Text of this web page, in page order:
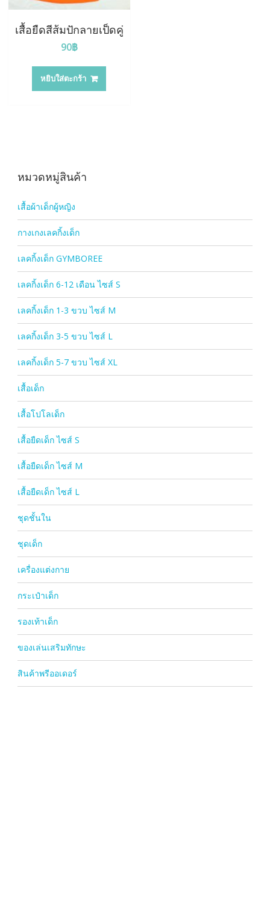
เสื้อยืดสีส้มปักลายเป็ดคู่
90฿
หยิบใส่ตะกร้า
หมวดหมู่สินค้า
เสื้อผ้าเด็กผู้หญิง
กางเกงเลคกิ้งเด็ก
เลคกิ้งเด็ก GYMBOREE
เลคกิ้งเด็ก 6-12 เดือน ไซส์ S
เลคกิ้งเด็ก 1-3 ขวบ ไซส์ M
เลคกิ้งเด็ก 3-5 ขวบ ไซส์ L
เลคกิ้งเด็ก 5-7 ขวบ ไซส์ XL
เสื้อเด็ก
เสื้อโปโลเด็ก
เสื้อยืดเด็ก ไซส์ S
เสื้อยืดเด็ก ไซส์ M
เสื้อยืดเด็ก ไซส์ L
ชุดชั้นใน
ชุดเด็ก
เครื่องแต่งกาย
กระเป๋าเด็ก
รองเท้าเด็ก
ของเล่นเสริมทักษะ
สินค้าพรีออเดอร์